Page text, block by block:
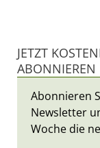
JETZT
ABONNIEREN
Abonnieren
Newsletter
Woche die